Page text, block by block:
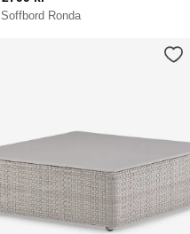
Soffbord Ronda